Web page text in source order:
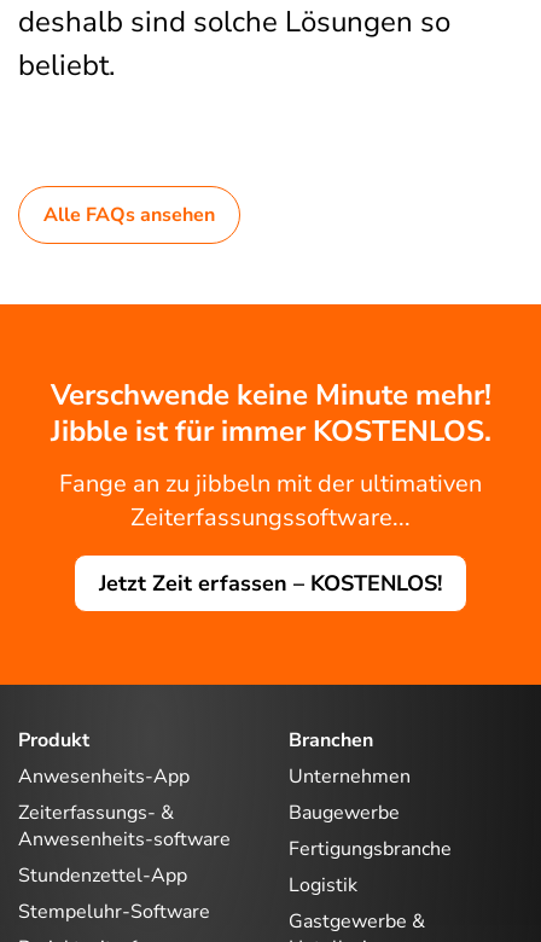
deshalb sind solche Lösungen so
beliebt.
Alle FAQs ansehen
Verschwende keine Minute mehr!
Jibble ist für immer KOSTENLOS.
Fange an zu jibbeln mit der ultimativen
Zeiterfassungssoftware...
Jetzt Zeit erfassen – KOSTENLOS!
Produkt
Anwesenheits-App
Zeiterfassungs- &
Anwesenheits-software
Stundenzettel-App
Stempeluhr-Software
Branchen
Unternehmen
Baugewerbe
Fertigungsbranche
Logistik
Gastgewerbe &